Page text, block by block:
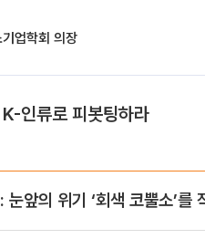
업학회 의장
인류로 피봇팅하라
앞의 위기 ‘회색 코뿔소’를